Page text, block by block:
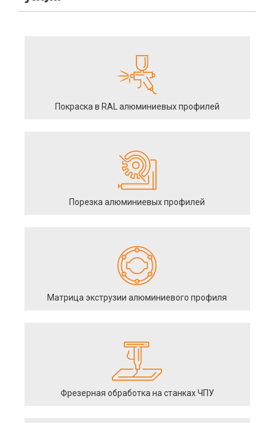
Покраска в RAL алюминиевых профилей
Порезка алюминиевых профилей
Матрица экструзии алюминиевого профиля
Фрезерная обработка на станках ЧПУ